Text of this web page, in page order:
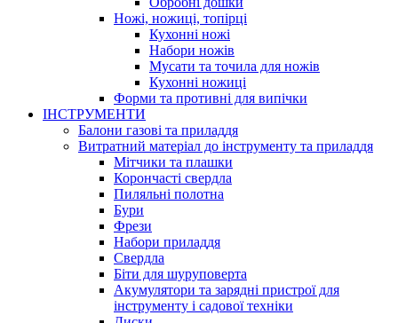
Ножі, ножиці, топірці
Кухонні ножі
Набори ножів
Мусати та точила для ножів
Кухонні ножиці
Форми та противні для випічки
ІНСТРУМЕНТИ
Балони газові та приладдя
Витратний матеріал до інструменту та приладдя
Мітчики та плашки
Корончасті свердла
Пиляльні полотна
Бури
Фрези
Набори приладдя
Свердла
Біти для шуруповерта
Акумулятори та зарядні пристрої для
інструменту і садової техніки